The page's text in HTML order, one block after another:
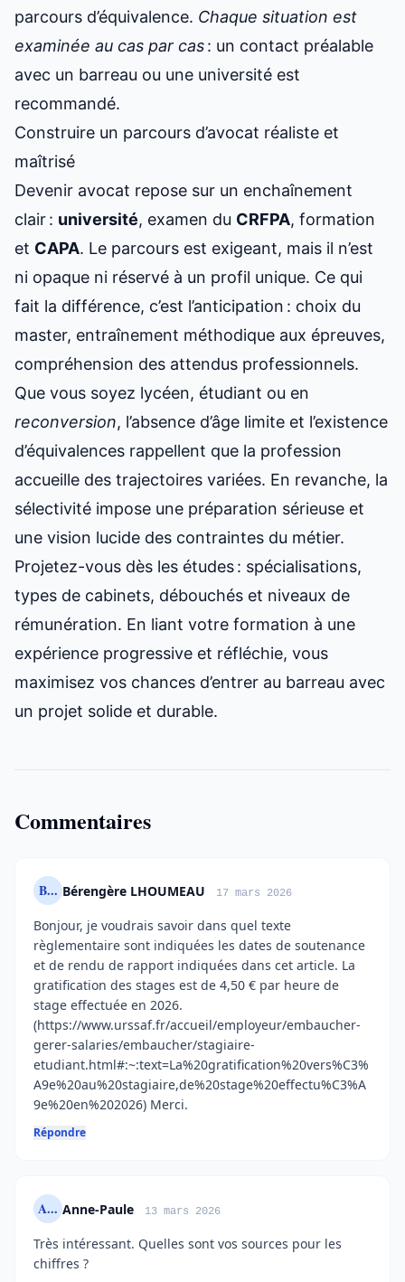
parcours d’équivalence. Chaque situation est
examinée au cas par cas: un contact préalable
avec un barreau ou une université est
recommandé.
Construire un parcours d’avocat réaliste et
maîtrisé
Devenir avocat repose sur un enchaînement
clair : université, examen du CRFPA, formation
et CAPA. Le parcours est exigeant, mais il n’est
ni opaque ni réservé à un profil unique. Ce qui
fait la différence, c’est l’anticipation : choix du
master, entraînement méthodique aux épreuves,
compréhension des attendus professionnels.
Que vous soyez lycéen, étudiant ou en
reconversion, l’absence d’âge limite et l’existence
d’équivalences rappellent que la profession
accueille des trajectoires variées. En revanche, la
sélectivité impose une préparation sérieuse et
une vision lucide des contraintes du métier.
Projetez-vous dès les études : spécialisations,
types de cabinets, débouchés et niveaux de
rémunération. En liant votre formation à une
expérience progressive et réfléchie, vous
maximisez vos chances d’entrer au barreau avec
un projet solide et durable.
Commentaires
B... Bérengère LHOUMEAU 17 mars 2026
Bonjour, je voudrais savoir dans quel texte
règlementaire sont indiquées les dates de soutenance
et de rendu de rapport indiquées dans cet article. La
gratification des stages est de 4,50 € par heure de
stage effectuée en 2026.
(https://www.urssaf.fr/accueil/employeur/embaucher-
gerer-salaries/embaucher/stagiaire-
etudiant.html#:~:text=La%20gratification%20vers%C3%
A9e%20au%20stagiaire,de%20stage%20effectu%C3%A
9e%20en%202026) Merci.
Répondre
A... Anne-Paule 13 mars 2026
Très intéressant. Quelles sont vos sources pour les
chiffres ?